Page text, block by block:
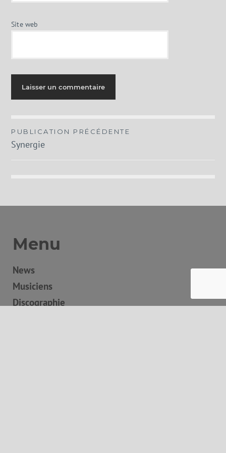
Site web
Navigation
de
PUBLICATION PRÉCÉDENTE
Synergie
Menu
News
Musiciens
Discographie